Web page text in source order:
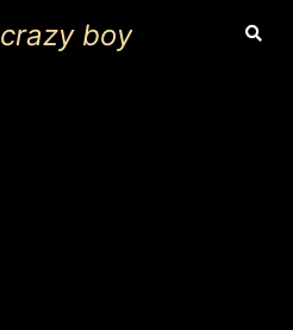
crazy boy